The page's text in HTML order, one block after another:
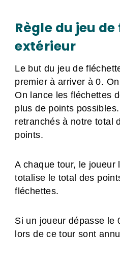
Règle du jeu
extérieur
Le but du jeu de
premier à arriver à 0.
On lance les fléchettes
plus de points
retranchés à notre total
points.
A chaque tour, le joueur
totalise le total des
fléchettes.
Si un joueur dépasse le
lors de ce tour sont